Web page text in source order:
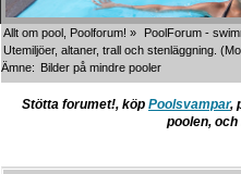
Allt om pool, Poolforum! » PoolForum -
Utemiljöer, altaner, trall och stenläggning.
Ämne: Bilder på mindre pooler
Stötta forumet!, köp Poolsvampar,
poolen,